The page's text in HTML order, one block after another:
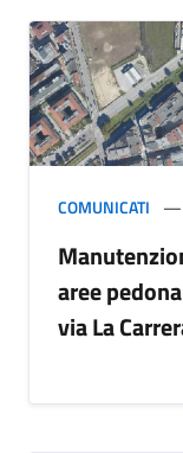
COMUNICATI
aree
via La